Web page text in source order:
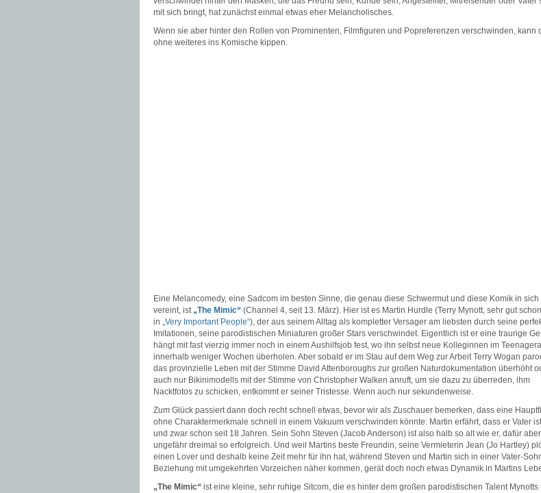
mit sich bringt, hat zunächst einmal etwas eher Melancholisches.
Wenn sie aber hinter den Rollen von Prominenten, Filmfiguren und Popreferenzen verschwinden, kann
ohne weiteres ins Komische kippen.
Eine Melancomedy, eine Sadcom im besten Sinne, die genau diese Schwermut und diese Komik in sich
vereint, ist „The Mimic“ (Channel 4, seit 13. März). Hier ist es Martin Hurdle (Terry Mynott, sehr gut schon
in „Very Important People“), der aus seinem Alltag als kompletter Versager am liebsten durch seine
Imitationen, seine parodistischen Miniaturen großer Stars verschwindet. Eigentlich ist er eine traurige
hängt mit fast vierzig immer noch in einem Aushilfsjob fest, wo ihn selbst neue Kolleginnen im
innerhalb weniger Wochen überholen. Aber sobald er im Stau auf dem Weg zur Arbeit Terry Wogan
das provinzielle Leben mit der Stimme David Attenboroughs zur großen Naturdokumentation überhöht
auch nur Bikinimodells mit der Stimme von Christopher Walken anruft, um sie dazu zu überreden, ihm
Nacktfotos zu schicken, entkommt er seiner Tristesse. Wenn auch nur sekundenweise.
Zum Glück passiert dann doch recht schnell etwas, bevor wir als Zuschauer bemerken, dass eine
ohne Charaktermerkmale schnell in einem Vakuum verschwinden könnte: Martin erfährt, dass er Vater
und zwar schon seit 18 Jahren. Sein Sohn Steven (Jacob Anderson) ist also halb so alt wie er, dafür aber
ungefähr dreimal so erfolgreich. Und weil Martins beste Freundin, seine Vermieterin Jean (Jo Hartley)
einen Lover und deshalb keine Zeit mehr für ihn hat, während Steven und Martin sich in einer Vater-
Beziehung mit umgekehrten Vorzeichen näher kommen, gerät doch noch etwas Dynamik in Martins
„The Mimic“ ist eine kleine, sehr ruhige Sitcom, die es hinter dem großen parodistischen Talent Mynotts